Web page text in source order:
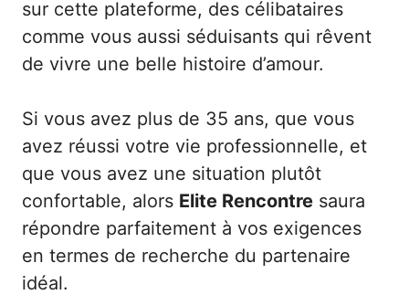
sur cette plateforme, des célibataires
comme vous aussi séduisants qui rêvent
de vivre une belle histoire d’amour.
Si vous avez plus de 35 ans, que vous
avez réussi votre vie professionnelle, et
que vous avez une situation plutôt
confortable, alors Elite Rencontre saura
répondre parfaitement à vos exigences
en termes de recherche du partenaire
idéal.